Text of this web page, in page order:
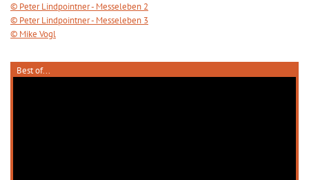
© Peter Lindpointner - Messeleben 2
© Peter Lindpointner - Messeleben 3
© Mike Vogl
Best of...